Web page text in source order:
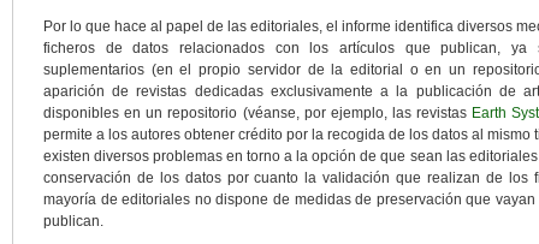
Por lo que hace al papel de las editoriales, el informe identifica diversos
ficheros de datos relacionados con los artículos que publican, ya
suplementarios (en el propio servidor de la editorial o en un
aparición de revistas dedicadas exclusivamente a la publicación de
disponibles en un repositorio (véanse, por ejemplo, las revistas Earth
permite a los autores obtener crédito por la recogida de los datos al
existen diversos problemas en torno a la opción de que sean las
conservación de los datos por cuanto la validación que realizan de los
mayoría de editoriales no dispone de medidas de preservación que
publican.